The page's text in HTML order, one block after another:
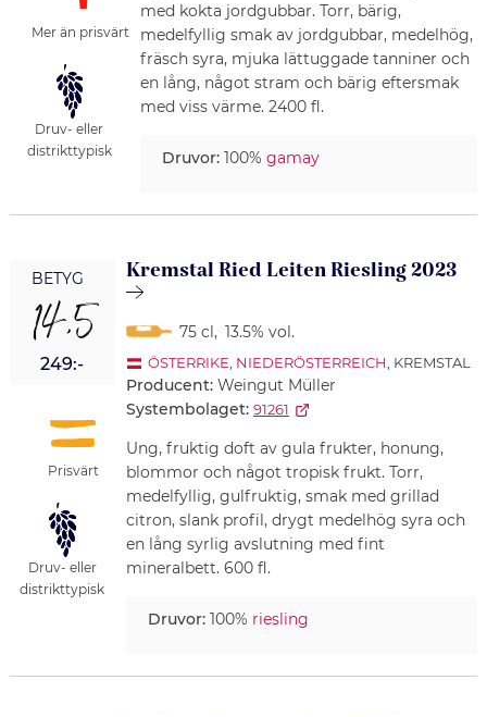
Mer än prisvärt
Druv- eller
distrikttypisk
med kokta jordgubbar. Torr, bärig,
medelfyllig smak av jordgubbar, medelhög,
fräsch syra, mjuka lättuggade tanniner och
en lång, något stram och bärig eftersmak
med viss värme. 2400 fl.
Druvor:100% gamay
BETYG
14,5
249:-
Prisvärt
Druv- eller
distrikttypisk
Kremstal Ried Leiten Riesling 2023
75 cl , 13.5% vol.
ÖSTERRIKE, NIEDERÖSTERREICH, KREMSTAL
Producent: Weingut Müller
Systembolaget: 91261
Ung, fruktig doft av gula frukter, honung,
blommor och något tropisk frukt. Torr,
medelfyllig, gulfruktig, smak med grillad
citron, slank profil, drygt medelhög syra och
en lång syrlig avslutning med fint
mineralbett. 600 fl.
Druvor:100% riesling